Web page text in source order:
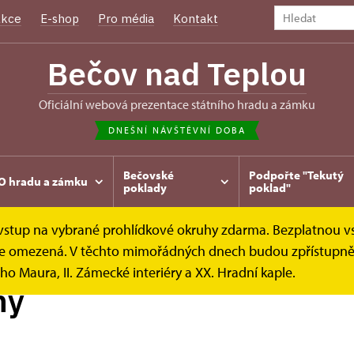
E-shop Pro média Kontakt
Bečov nad Teplou
oficiální webová prezentace státního hradu a zámku
DNEŠNÍ NÁVŠTĚVNÍ DOBA
hradu a zámku
Bečovské
poklady
Podpořte "Tekutý
poklad"
na vybrané prohlídkové okruhy zdarma. Bezplatnou
V těchto mimořádných dnech budou
Maura, II. Zámecké interiéry a XX. Hradní kaple.
Prohlídkové okruhy